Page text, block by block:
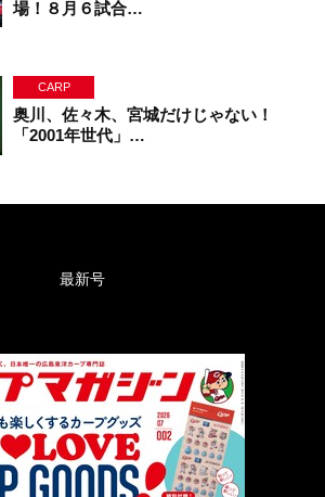
場！８月６試合…
CARP
奥川、佐々木、宮城だけじゃない！
「2001年世代」…
最新号